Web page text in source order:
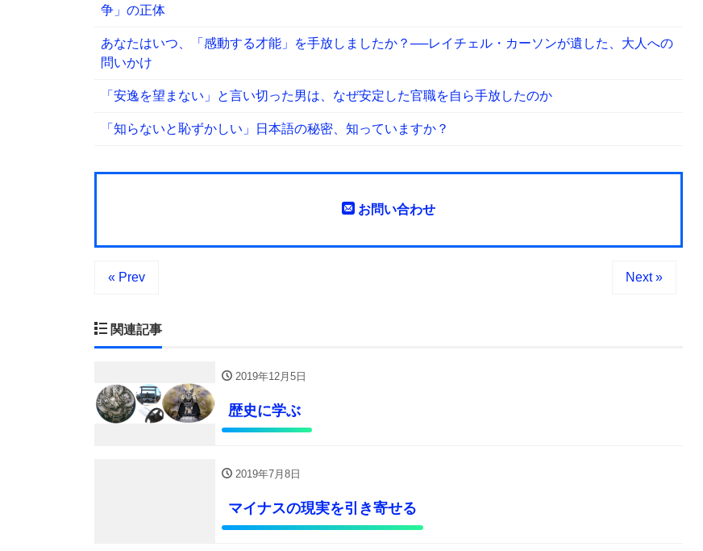
争」の正体
あなたはいつ、「感動する才能」を手放しましたか？──レイチェル・カーソンが遺した、大人への
問いかけ
「安逸を望まない」と言い切った男は、なぜ安定した官職を自ら手放したのか
「知らないと恥ずかしい」日本語の秘密、知っていますか？
お問い合わせ
« Prev Next »
関連記事
2019年12月5日
歴史に学ぶ
2019年7月8日
マイナスの現実を引き寄せる